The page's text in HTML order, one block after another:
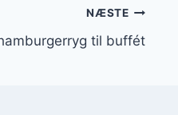
NÆSTE
til buffét